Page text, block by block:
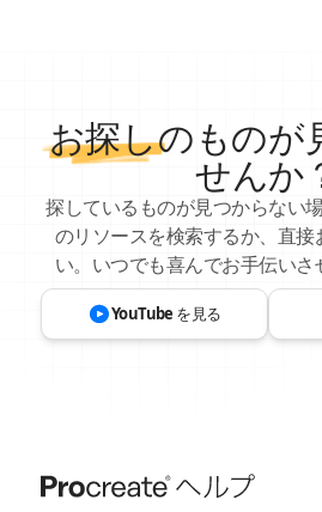
お探しのものが
せんか
探しているものが見つからない
のリソースを検索するか、直接
い。いつでも喜んでお手伝いさ
YouTube を見る